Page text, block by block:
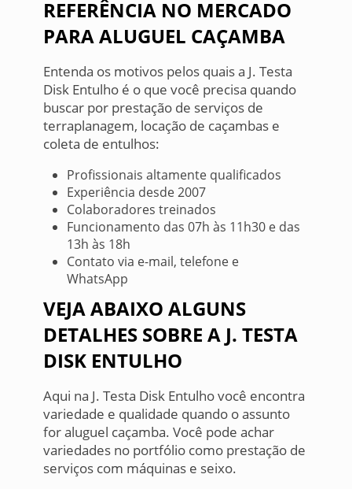
REFERÊNCIA NO MERCADO
PARA ALUGUEL CAÇAMBA
Entenda os motivos pelos quais a J. Testa
Disk Entulho é o que você precisa quando
buscar por prestação de serviços de
terraplanagem, locação de caçambas e
coleta de entulhos:
Profissionais altamente qualificados
Experiência desde 2007
Colaboradores treinados
Funcionamento das 07h às 11h30 e das
13h às 18h
Contato via e-mail, telefone e
WhatsApp
VEJA ABAIXO ALGUNS
DETALHES SOBRE A J. TESTA
DISK ENTULHO
Aqui na J. Testa Disk Entulho você encontra
variedade e qualidade quando o assunto
for aluguel caçamba. Você pode achar
variedades no portfólio como prestação de
serviços com máquinas e seixo.